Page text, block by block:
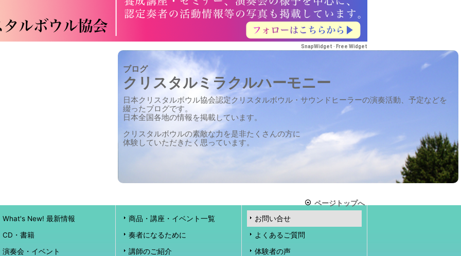
SnapWidget · Free Widget
ブログ
クリスタルミラクルハーモニー
日本クリスタルボウル協会認定クリスタルボウル・サウンドヒーラーの演奏活動、予定などを
綴ったブログです。
日本全国各地の情報を掲載しています。
クリスタルボウルの素敵な力を是非たくさんの方に
体験していただきたく思っています。
ページトップへ
What's New! 最新情報
CD・書籍
演奏会・イベント
商品・講座・イベント一覧
奏者になるために
講師のご紹介
お問い合せ
よくあるご質問
体験者の声